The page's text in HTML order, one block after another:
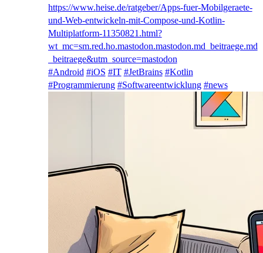
https://www.heise.de/ratgeber/Apps-fuer-Mobilgeraete-
und-Web-entwickeln-mit-Compose-und-Kotlin-
Multiplatform-11350821.html?
wt_mc=sm.red.ho.mastodon.mastodon.md_beitraege.md
_beitraege&utm_source=mastodon
#Android #iOS #IT #JetBrains #Kotlin
#Programmierung #Softwareentwicklung #news